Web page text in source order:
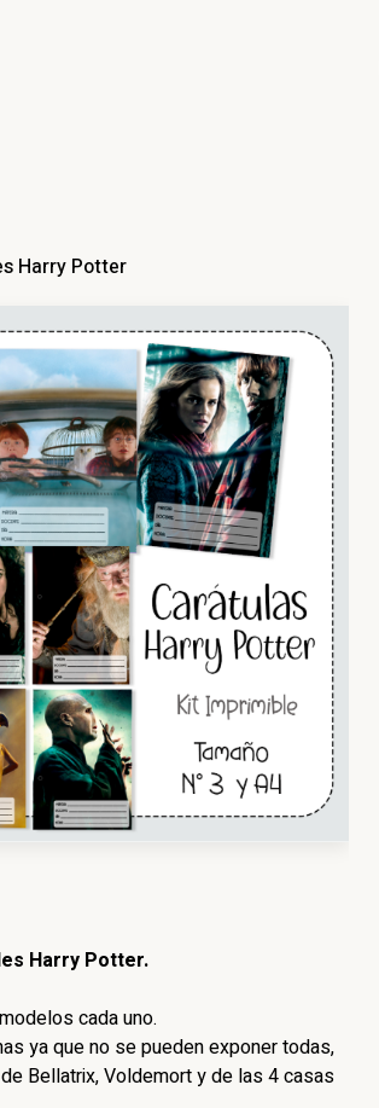
Harry Potter
Harry Potter.
cada uno.
ya que no se pueden exponer todas,
Bellatrix, Voldemort y de las 4 casas